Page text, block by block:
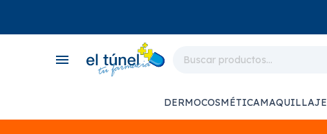
menu
DERMOCOSMÉTICAMAQUILLAJE
close
store
local_shipping